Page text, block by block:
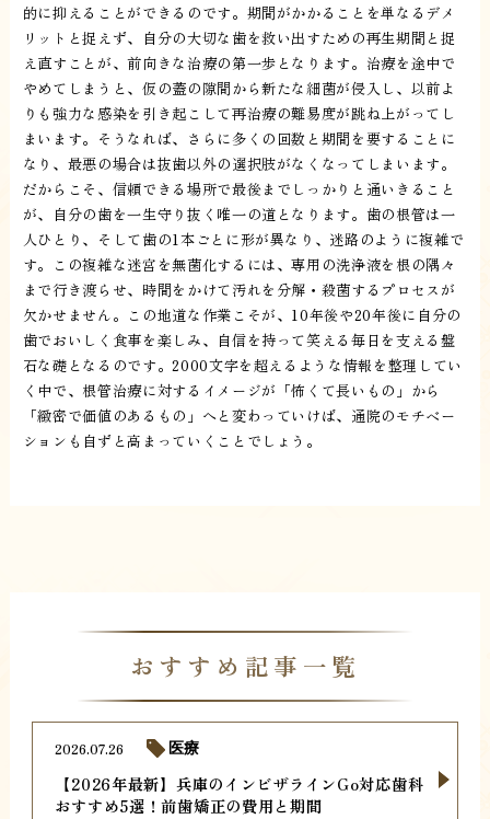
的に抑えることができるのです。期間がかかることを単なるデメ
リットと捉えず、自分の大切な歯を救い出すための再生期間と捉
え直すことが、前向きな治療の第一歩となります。治療を途中で
やめてしまうと、仮の蓋の隙間から新たな細菌が侵入し、以前よ
りも強力な感染を引き起こして再治療の難易度が跳ね上がってし
まいます。そうなれば、さらに多くの回数と期間を要することに
なり、最悪の場合は抜歯以外の選択肢がなくなってしまいます。
だからこそ、信頼できる場所で最後までしっかりと通いきること
が、自分の歯を一生守り抜く唯一の道となります。歯の根管は一
人ひとり、そして歯の1本ごとに形が異なり、迷路のように複雑で
す。この複雑な迷宮を無菌化するには、専用の洗浄液を根の隅々
まで行き渡らせ、時間をかけて汚れを分解・殺菌するプロセスが
欠かせません。この地道な作業こそが、10年後や20年後に自分の
歯でおいしく食事を楽しみ、自信を持って笑える毎日を支える盤
石な礎となるのです。2000文字を超えるような情報を整理してい
く中で、根管治療に対するイメージが「怖くて長いもの」から
「緻密で価値のあるもの」へと変わっていけば、通院のモチベー
ションも自ずと高まっていくことでしょう。
おすすめ記事一覧
【2026年最新】兵庫のインビザラインGo対応歯科
おすすめ5選！前歯矯正の費用と期間
2026.07.26 医療